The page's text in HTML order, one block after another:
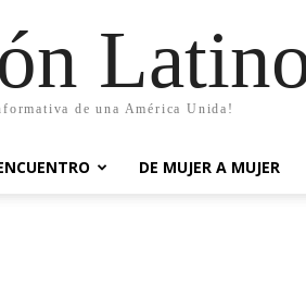
de una América Unida!
DE MUJER A MUJER